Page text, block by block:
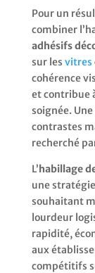
Pour un
combiner
adhésifs
sur les vitres
cohérence
et contribue
soignée.
contrastes
recherché
L’habillage
une
souhaitant
lourdeur
rapidité,
aux
compétitifs